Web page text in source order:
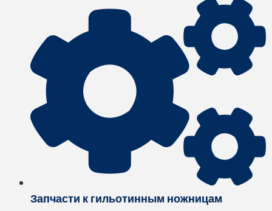
Запчасти к гильотинным ножницам